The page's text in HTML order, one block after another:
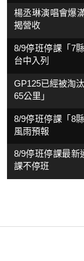
楊丞琳演唱會爆
揭營收
8/9停班停課「7
台中入列
GP125已經被淘
65公里」
8/9停班停課「8
風雨預報
8/9停班停課最新
課不停班